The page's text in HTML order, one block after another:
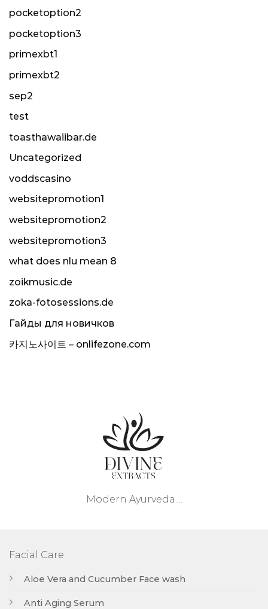
pocketoption2
pocketoption3
primexbt1
primexbt2
sep2
test
toasthawaiibar.de
Uncategorized
voddscasino
websitepromotion1
websitepromotion2
websitepromotion3
what does nlu mean 8
zoikmusic.de
zoka-fotosessions.de
Гайды для новичков
카지노사이트 – onlifezone.com
Modern Ayurveda....
Facial Care
Aloe Vera and Cucumber Face wash
Anti Aging Serum